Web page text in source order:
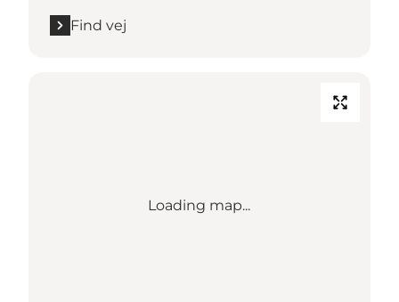
Find vej
Loading map...